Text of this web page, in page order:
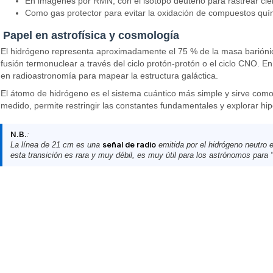
Como gas protector para evitar la oxidación de compuestos
Papel en astrofísica y cosmología
El hidrógeno representa aproximadamente el 75 % de la masa
fusión termonuclear a través del ciclo protón-protón o el ciclo CNO.
en radioastronomía para mapear la estructura galáctica.
El átomo de hidrógeno es el sistema cuántico más simple y sirve
medido, permite restringir las constantes fundamentales y explorar
N.B.:
La línea de 21 cm es una señal de radioemitida por el hidrógeno neutro
esta transición es rara y muy débil, es muy útil para los astrónomos